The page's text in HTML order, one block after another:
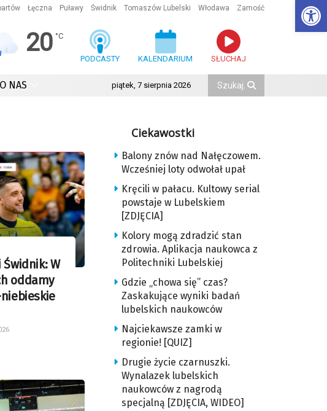
Łęczna Puławy Świdnik Tomaszów Lubelski Włodawa Zamość
20 °C
PODCASTY KALENDARIUM SŁUCHAJ
O NAS piątek, 7 sierpnia 2026
Świdnik: W
oddamy
niebieskie
Ciekawostki
Balony znów nad Nałęczowem.
Wcześniej loty odwołał upał
Kręcili w pałacu. Kultowy serial
powstaje w Lubelskiem
[ZDJĘCIA]
Kolory mogą zdradzić stan
zdrowia. Aplikacja naukowca z
Politechniki Lubelskiej
Gdzie „chowa się” czas?
Zaskakujące wyniki badań
lubelskich naukowców
Najciekawsze zamki w
regionie! [QUIZ]
Drugie życie czarnuszki.
Wynalazek lubelskich
naukowców z nagrodą
specjalną [ZDJĘCIA, WIDEO]